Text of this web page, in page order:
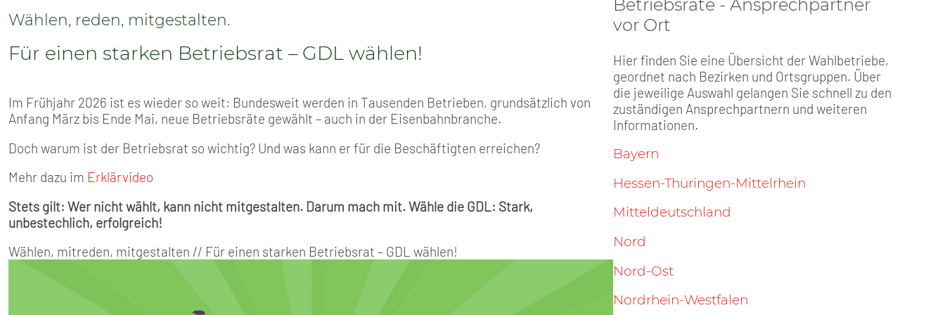
Wählen, reden, mitgestalten.
Für einen starken Betriebsrat – GDL wählen!
Im Frühjahr 2026 ist es wieder so weit: Bundesweit werden in Tausenden Betrieben, grundsätzlich von
Anfang März bis Ende Mai, neue Betriebsräte gewählt – auch in der Eisenbahnbranche.
Doch warum ist der Betriebsrat so wichtig? Und was kann er für die Beschäftigten erreichen?
Mehr dazu im Erklärvideo
Stets gilt: Wer nicht wählt, kann nicht mitgestalten. Darum mach mit. Wähle die GDL: Stark,
unbestechlich, erfolgreich!
Wählen, mitreden, mitgestalten // Für einen starken Betriebsrat – GDL wählen!
Betriebsräte - Ansprechpartner
vor Ort
Hier finden Sie eine Übersicht der Wahlbetriebe,
geordnet nach Bezirken und Ortsgruppen. Über
die jeweilige Auswahl gelangen Sie schnell zu den
zuständigen Ansprechpartnern und weiteren
Informationen.
Bayern
Hessen-Thüringen-Mittelrhein
Mitteldeutschland
Nord
Nord-Ost
Nordrhein-Westfalen